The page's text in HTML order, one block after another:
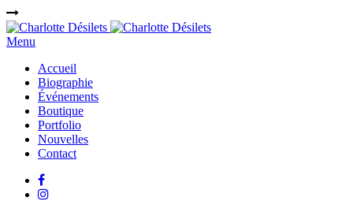
Menu
Accueil
Biographie
Événements
Boutique
Portfolio
Nouvelles
Contact